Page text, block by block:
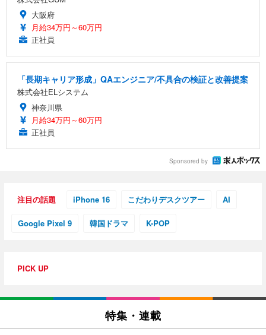
大阪府
月給34万円～60万円
正社員
「長期キャリア形成」QAエンジニア/不具合の検証と改善提案
株式会社ELシステム
神奈川県
月給34万円～60万円
正社員
Sponsored by
注目の話題 iPhone 16 こだわりデスクツアー AI
Google Pixel 9 韓国ドラマ K-POP
PICK UP
特集・連載